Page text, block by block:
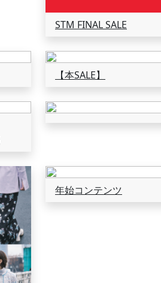
STM FINAL SALE
【本SALE】
年始コンテンツ